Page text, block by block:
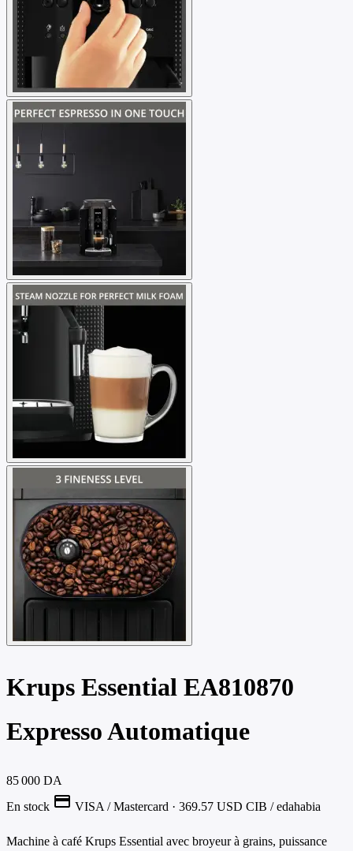
Krups Essential EA810870
Expresso Automatique
85 000 DA
En stock credit_card VISA / Mastercard · 369.57 USD CIB / edahabia
Machine à café Krups Essential avec broyeur à grains, puissance